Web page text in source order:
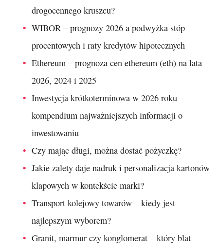
drogocennego kruszcu?
WIBOR – prognozy 2026 a podwyżka stóp
procentowych i raty kredytów hipotecznych
Ethereum – prognoza cen ethereum (eth) na lata
2026, 2024 i 2025
Inwestycja krótkoterminowa w 2026 roku –
kompendium najważniejszych informacji o
inwestowaniu
Czy mając długi, można dostać pożyczkę?
Jakie zalety daje nadruk i personalizacja kartonów
klapowych w kontekście marki?
Transport kolejowy towarów – kiedy jest
najlepszym wyborem?
Granit, marmur czy konglomerat – który blat